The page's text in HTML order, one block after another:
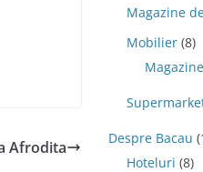
Afrodita
Magazine
Mobilier (8)
Despre Bacau
Hoteluri (8)